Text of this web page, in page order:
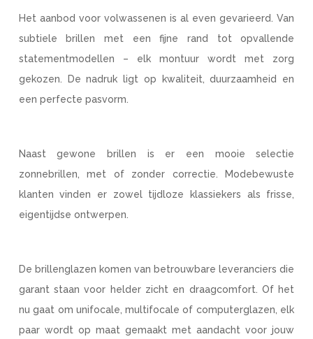
Het aanbod voor volwassenen is al even gevarieerd. Van
subtiele brillen met een fijne rand tot opvallende
statementmodellen – elk montuur wordt met zorg
gekozen. De nadruk ligt op kwaliteit, duurzaamheid en
een perfecte pasvorm.
Naast gewone brillen is er een mooie selectie
zonnebrillen, met of zonder correctie. Modebewuste
klanten vinden er zowel tijdloze klassiekers als frisse,
eigentijdse ontwerpen.
De brillenglazen komen van betrouwbare leveranciers die
garant staan voor helder zicht en draagcomfort. Of het
nu gaat om unifocale, multifocale of computerglazen, elk
paar wordt op maat gemaakt met aandacht voor jouw